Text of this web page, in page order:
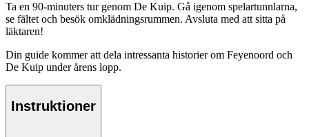
Ta en 90-minuters tur genom De Kuip. Gå igenom spelartunnlarna,
se fältet och besök omklädningsrummen. Avsluta med att sitta på
läktaren!
Din guide kommer att dela intressanta historier om Feyenoord och
De Kuip under årens lopp.
Instruktioner